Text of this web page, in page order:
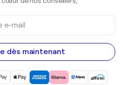
dès maintenant